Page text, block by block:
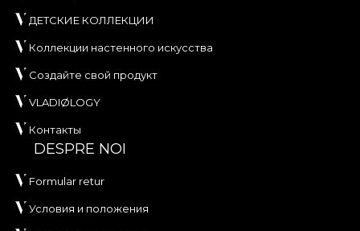
ДЕТСКИЕ КОЛЛЕКЦИИ
Коллекции настенного искусства
Создайте свой продукт
VLADIØLOGY
Контакты
DESPRE NOI
Formular retur
Условия и положения